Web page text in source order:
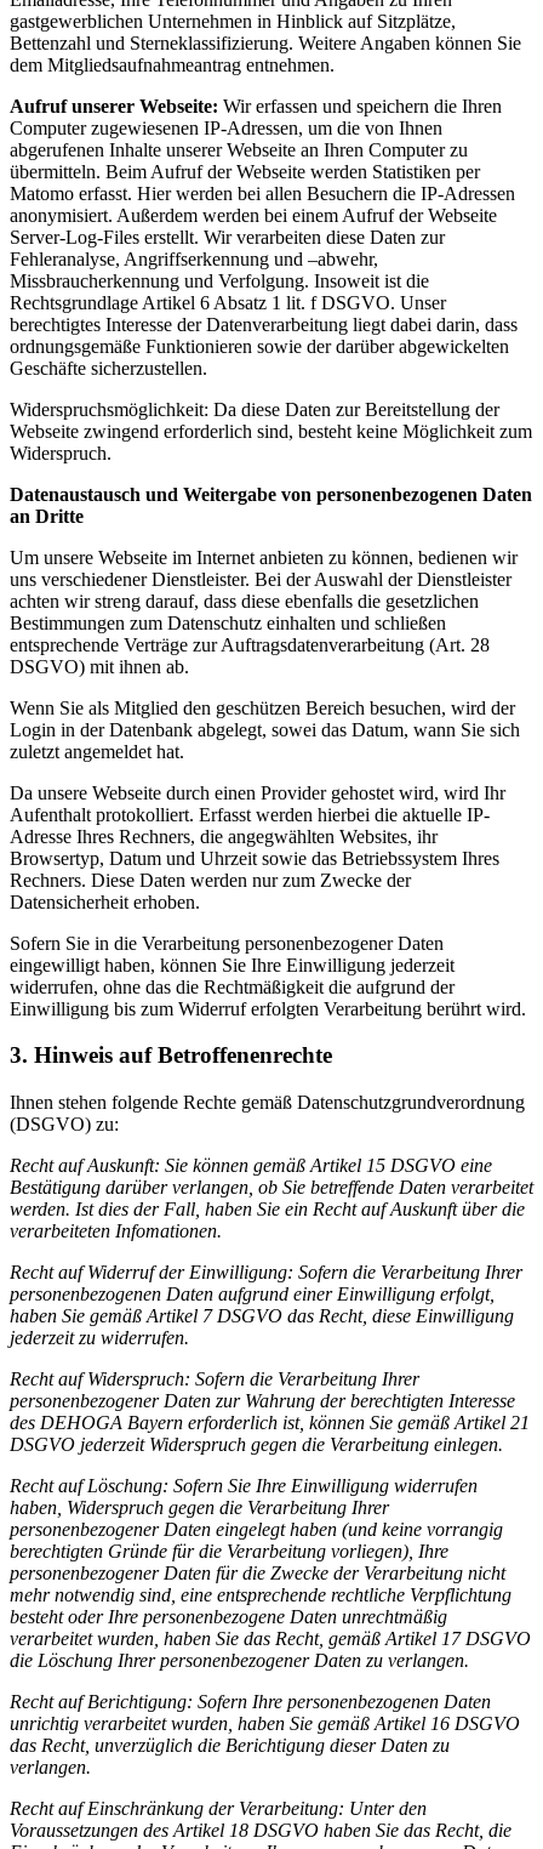
gastgewerblichen Unternehmen in Hinblick auf Sitzplätze,
Bettenzahl und Sterneklassifizierung. Weitere Angaben können Sie
dem Mitgliedsaufnahmeantrag entnehmen.
Aufruf unserer Webseite: Wir erfassen und speichern die Ihren
Computer zugewiesenen IP-Adressen, um die von Ihnen
abgerufenen Inhalte unserer Webseite an Ihren Computer zu
übermitteln. Beim Aufruf der Webseite werden Statistiken per
Matomo erfasst. Hier werden bei allen Besuchern die IP-Adressen
anonymisiert. Außerdem werden bei einem Aufruf der Webseite
Server-Log-Files erstellt. Wir verarbeiten diese Daten zur
Fehleranalyse, Angriffserkennung und –abwehr,
Missbraucherkennung und Verfolgung. Insoweit ist die
Rechtsgrundlage Artikel 6 Absatz 1 lit. f DSGVO. Unser
berechtigtes Interesse der Datenverarbeitung liegt dabei darin, dass
ordnungsgemäße Funktionieren sowie der darüber abgewickelten
Geschäfte sicherzustellen.
Widerspruchsmöglichkeit: Da diese Daten zur Bereitstellung der
Webseite zwingend erforderlich sind, besteht keine Möglichkeit zum
Widerspruch.
Datenaustausch und Weitergabe von personenbezogenen Daten
an Dritte
Um unsere Webseite im Internet anbieten zu können, bedienen wir
uns verschiedener Dienstleister. Bei der Auswahl der Dienstleister
achten wir streng darauf, dass diese ebenfalls die gesetzlichen
Bestimmungen zum Datenschutz einhalten und schließen
entsprechende Verträge zur Auftragsdatenverarbeitung (Art. 28
DSGVO) mit ihnen ab.
Wenn Sie als Mitglied den geschützen Bereich besuchen, wird der
Login in der Datenbank abgelegt, sowei das Datum, wann Sie sich
zuletzt angemeldet hat.
Da unsere Webseite durch einen Provider gehostet wird, wird Ihr
Aufenthalt protokolliert. Erfasst werden hierbei die aktuelle IP-
Adresse Ihres Rechners, die angegwählten Websites, ihr
Browsertyp, Datum und Uhrzeit sowie das Betriebssystem Ihres
Rechners. Diese Daten werden nur zum Zwecke der
Datensicherheit erhoben.
Sofern Sie in die Verarbeitung personenbezogener Daten
eingewilligt haben, können Sie Ihre Einwilligung jederzeit
widerrufen, ohne das die Rechtmäßigkeit die aufgrund der
Einwilligung bis zum Widerruf erfolgten Verarbeitung berührt wird.
3. Hinweis auf Betroffenenrechte
Ihnen stehen folgende Rechte gemäß Datenschutzgrundverordnung
(DSGVO) zu:
Recht auf Auskunft: Sie können gemäß Artikel 15 DSGVO eine
Bestätigung darüber verlangen, ob Sie betreffende Daten verarbeitet
werden. Ist dies der Fall, haben Sie ein Recht auf Auskunft über die
verarbeiteten Infomationen.
Recht auf Widerruf der Einwilligung: Sofern die Verarbeitung Ihrer
personenbezogenen Daten aufgrund einer Einwilligung erfolgt,
haben Sie gemäß Artikel 7 DSGVO das Recht, diese Einwilligung
jederzeit zu widerrufen.
Recht auf Widerspruch: Sofern die Verarbeitung Ihrer
personenbezogener Daten zur Wahrung der berechtigten Interesse
des DEHOGA Bayern erforderlich ist, können Sie gemäß Artikel 21
DSGVO jederzeit Widerspruch gegen die Verarbeitung einlegen.
Recht auf Löschung: Sofern Sie Ihre Einwilligung widerrufen
haben, Widerspruch gegen die Verarbeitung Ihrer
personenbezogener Daten eingelegt haben (und keine vorrangig
berechtigten Gründe für die Verarbeitung vorliegen), Ihre
personenbezogener Daten für die Zwecke der Verarbeitung nicht
mehr notwendig sind, eine entsprechende rechtliche Verpflichtung
besteht oder Ihre personenbezogene Daten unrechtmäßig
verarbeitet wurden, haben Sie das Recht, gemäß Artikel 17 DSGVO
die Löschung Ihrer personenbezogener Daten zu verlangen.
Recht auf Berichtigung: Sofern Ihre personenbezogenen Daten
unrichtig verarbeitet wurden, haben Sie gemäß Artikel 16 DSGVO
das Recht, unverzüglich die Berichtigung dieser Daten zu
verlangen.
Recht auf Einschränkung der Verarbeitung: Unter den
Voraussetzungen des Artikel 18 DSGVO haben Sie das Recht, die